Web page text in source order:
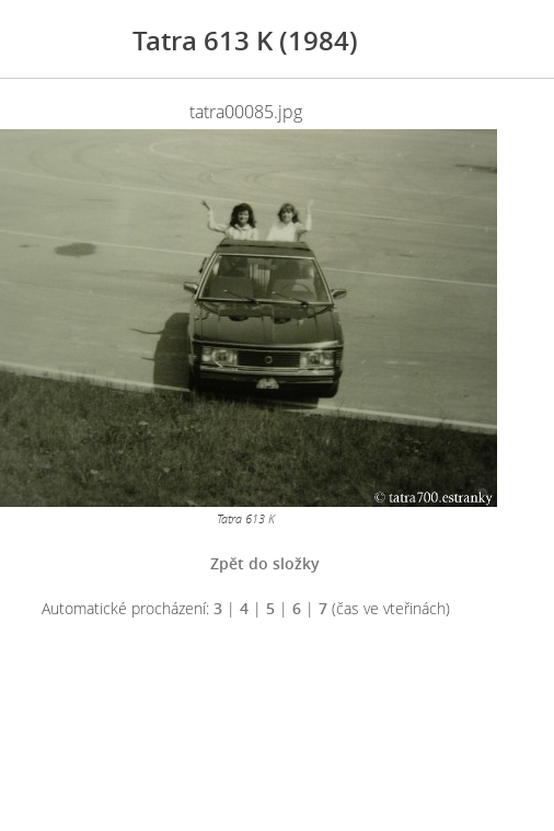
Tatra 613 K (1984)
tatra00085.jpg
Tatra 613 K
Zpět do složky
Automatické procházení: 3| 4| 5| 6| 7(čas ve vteřinách)